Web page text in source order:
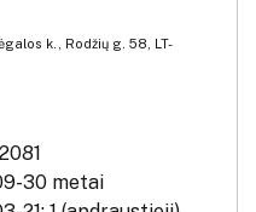
k., Rodžių g. 58, LT-
30 metai